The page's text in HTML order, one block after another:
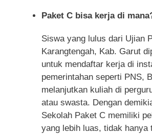
Paket C bisa kerja di
Siswa yang lulus dari Ujian
Karangtengah, Kab. Garut
untuk mendaftar kerja di
pemerintahan seperti PNS,
melanjutkan kuliah di
atau swasta. Dengan
Sekolah Paket C memiliki
yang lebih luas, tidak hanya